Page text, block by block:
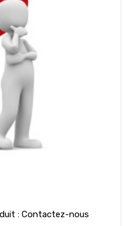
: Contactez-nous